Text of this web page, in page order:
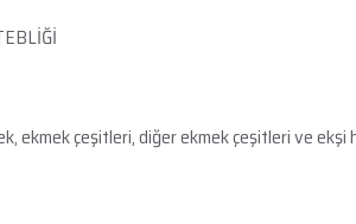
ekmek çeşitleri, diğer ekmek çeşitleri ve